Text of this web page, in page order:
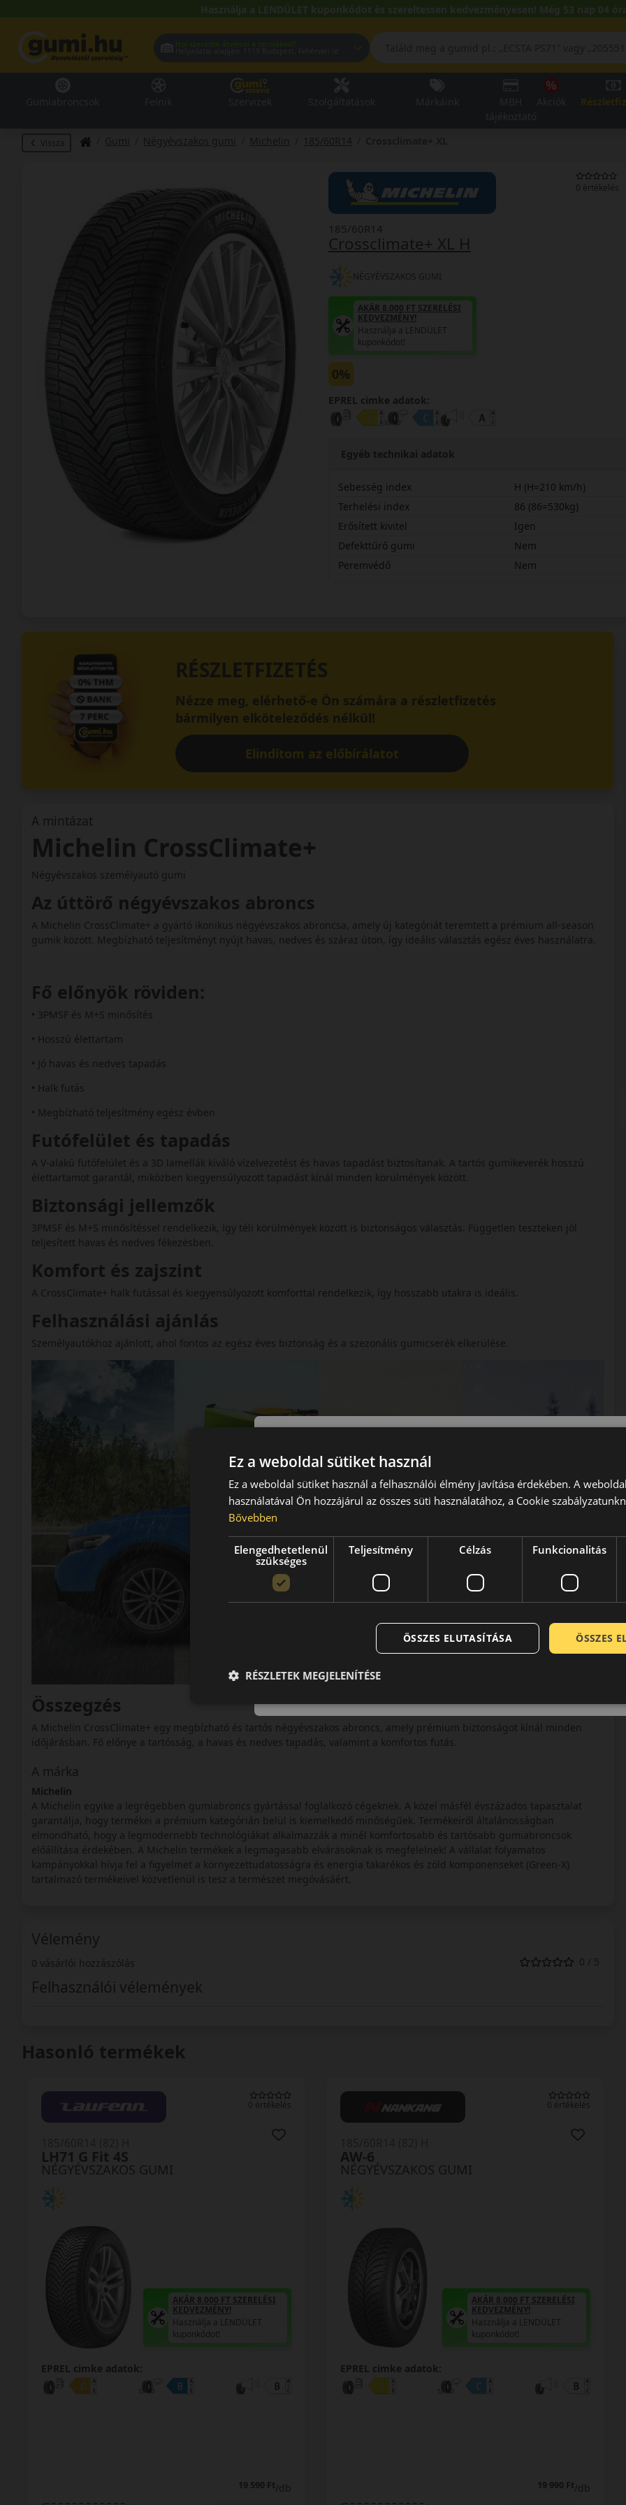
Használja a LENDÜLET kuponkódot és szereltessen kedvezményesen! Még 53 nap 04
Vissza Gumi Négyévszakos gumi Michelin 185/60R14
0 értékelés
Crossclimate+ XL H
185/60R14
NÉGYÉVSZAKOS GUMI
AKÁR 8.000 FT SZERELÉSI
KEDVEZMÉNY!
Használja a LENDÜLET
kuponkódot!
0%
EPREL cimke adatok:
Egyéb technikai adatok
Sebesség index
H (H=210 km/h)
Terhelési index
86 (86=530kg)
Erősített kivitel
Igen
Defekttűrő gumi
Nem
Peremvédő
Nem
RÉSZLETFIZETÉS
Nézze meg, elérhető-e Ön számára a részletfizetés
bármilyen elköteleződés nélkül!
Elindítom az előbírálatot
A mintázat
Michelin CrossClimate+
Négyévszakos személyautó gumi
Az úttörő négyévszakos abroncs
A Michelin CrossClimate+ a gyártó ikonikus négyévszakos abroncsa, amely új kategóriát teremtett a prémium all-season
gumik között. Megbízható teljesítményt nyújt havas, nedves és száraz úton, így ideális választás egész éves használatra.
Fő előnyök röviden:
• 3PMSF és M+S minősítés
• Hosszú élettartam
• Jó havas és nedves tapadás
• Halk futás
• Megbízható teljesítmény egész évben
Futófelület és tapadás
A V-alakú futófelület és a 3D lamellák kiváló vízelvezetést és havas tapadást biztosítanak. A tartós gumikeverék hosszú
élettartamot garantál, miközben kiegyensúlyozott tapadást kínál minden körülmények között.
Biztonsági jellemzők
3PMSF és M+S minősítéssel rendelkezik, így téli körülmények között is biztonságos választás. Független teszteken jól
teljesített havas és nedves fékezésben.
Komfort és zajszint
A CrossClimate+ halk futással és kiegyensúlyozott komforttal rendelkezik, így hosszabb utakra is ideális.
Felhasználási ajánlás
Személyautókhoz ajánlott, ahol fontos az egész éves biztonság és a szezonális gumicserék elkerülése.
Összegzés
A Michelin CrossClimate+ egy megbízható és tartós négyévszakos abroncs, amely prémium biztonságot kínál minden
időjárásban. Fő előnye a tartósság, a havas és nedves tapadás, valamint a komfortos futás.
A márka
Michelin
A Michelin egyike a legrégebben gumiabroncs gyártással foglalkozó cégeknek. A közel másfél évszázados tapasztalat
garantálja, hogy termékei a prémium kategórián belül is kiemelkedő minőségűek. Termékeiről általánosságban
elmondható, hogy a legmodernebb technológiákat alkalmazzák a minél komfortosabb és tartósabb gumiabroncsok
előállítása érdekében. A Michelin termékek a legmagasabb elvárásoknak is megfelelnek! A vállalat folyamatos
kampányokkal hívja fel a figyelmet a környezettudatosságra és energia takarékos és zöld komponenseket (Green-X)
tartalmazó termékeivel közvetlenül is tesz a természet megóvásáért.
Vélemény
0 vásárlói hozzászólás 0 / 5
Felhasználói vélemények
Hasonló termékek
0 értékelés
SZERELÉSI
NÉGYÉVSZAKOS GUMI
HA32 Solus4S
KEDVEZMÉNY!
Használja a LENDÜLET
EPREL cimke adatok:
FIZETHETEK RÉSZLETEKBEN?
NÉGYÉVSZAKOS GUMI
KEDVEZMÉNY!
Használja a
EPREL cimke adatok:
FIZETHETEK RÉSZLETEKBEN?
Ez a weboldal sütiket használ
Ez a weboldal sütiket használ a felhasználói élmény javítása érdekében. A
használatával Ön hozzájárul az összes süti használatához, a Cookie
Bővebben
Elengedhetetlenül
szükséges
Teljesítmény Célzás Funkcionalitás
ÖSSZES
ÖSSZES ELUTASÍTÁSA
RÉSZLETEK MEGJELENÍTÉSE